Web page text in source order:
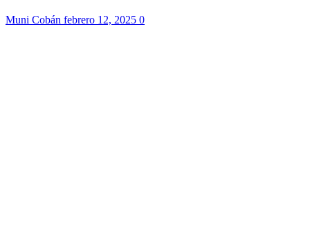
Muni Cobán febrero 12, 2025 0